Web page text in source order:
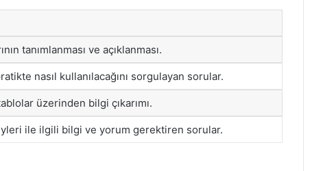
tanımlanması ve açıklanması.
nasıl kullanılacağını sorgulayan sorular.
üzerinden bilgi çıkarımı.
ile ilgili bilgi ve yorum gerektiren sorular.